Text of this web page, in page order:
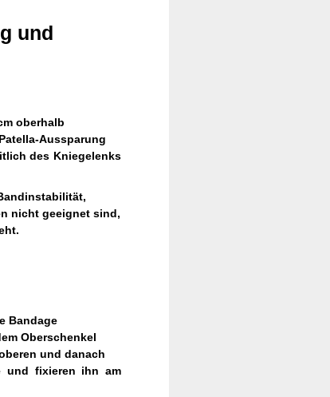
und
oberhalb
Aussparung
des Kniegelenks
nicht geeignet sind,
Bandage
Oberschenkel
und danach
und fixieren ihn am